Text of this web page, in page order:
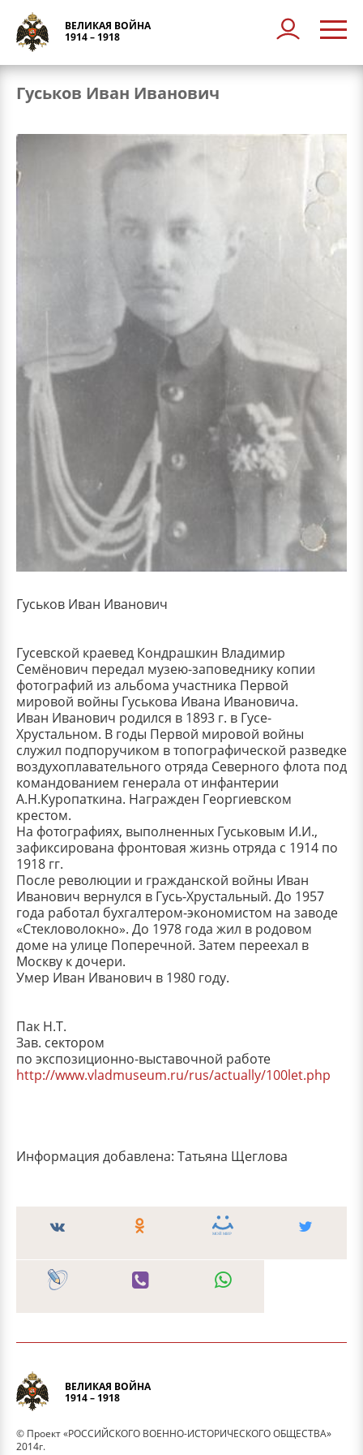
ВЕЛИКАЯ ВОЙНА
1914 – 1918
Гуськов Иван Иванович
Гуськов Иван Иванович
Гусевской краевед Кондрашкин Владимир
Семёнович передал музею-заповеднику копии
фотографий из альбома участника Первой
мировой войны Гуськова Ивана Ивановича.
Иван Иванович родился в 1893 г. в Гусе-
Хрустальном. В годы Первой мировой войны
служил подпоручиком в топографической разведке
воздухоплавательного отряда Северного флота под
командованием генерала от инфантерии
А.Н.Куропаткина. Награжден Георгиевском
крестом.
На фотографиях, выполненных Гуськовым И.И.,
зафиксирована фронтовая жизнь отряда с 1914 по
1918 гг.
После революции и гражданской войны Иван
Иванович вернулся в Гусь-Хрустальный. До 1957
года работал бухгалтером-экономистом на заводе
«Стекловолокно». До 1978 года жил в родовом
доме на улице Поперечной. Затем переехал в
Москву к дочери.
Умер Иван Иванович в 1980 году.
Пак Н.Т.
Зав. сектором
по экспозиционно-выставочной работе
http://www.vladmuseum.ru/rus/actually/100let.php
Информация добавлена: Татьяна Щеглова
ВЕЛИКАЯ ВОЙНА
1914 – 1918
© Проект «РОССИЙСКОГО ВОЕННО-ИСТОРИЧЕСКОГО ОБЩЕСТВА»
2014г.